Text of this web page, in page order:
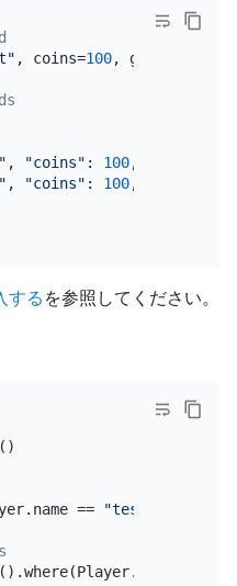
, coins=100, goods=
, "coins" : 100,
, "coins" : 100,
する を参照してください。
==
"test"
==